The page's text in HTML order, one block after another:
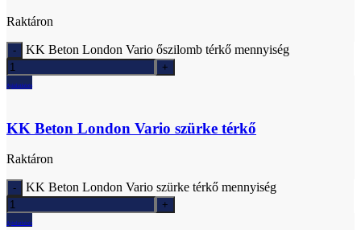
Raktáron
KK Beton London Vario őszilomb térkő mennyiség
Ajánlatkérés
KK Beton London Vario szürke térkő
Raktáron
KK Beton London Vario szürke térkő mennyiség
Ajánlatkérés